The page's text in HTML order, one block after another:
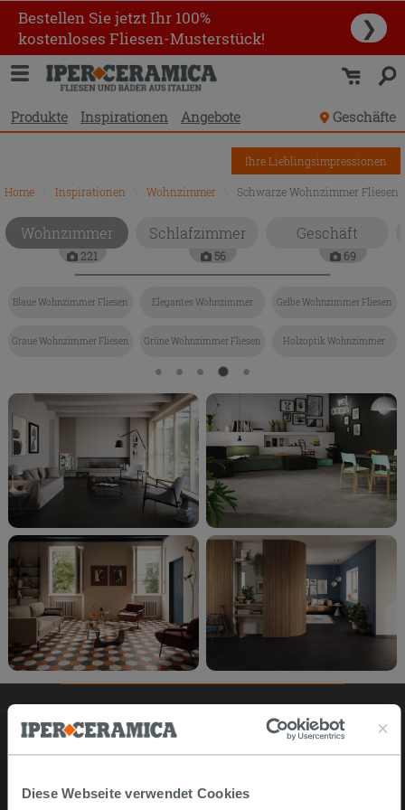
Diese Webseite verwendet Cookies
Bestellen Sie jetzt Ihr 100%
kostenloses Fliesen-Musterstück!
❯
Produkte Inspirationen Angebote Geschäfte
Home Inspirationen Wohnzimmer Schwarze Wohnzimmer Fliesen
Ihre Lieblingsimpressionen
Wohnzimmer
221
Schlafzimmer
56
Geschäft
69
Blaue Wohnzimmer Fliesen Elegantes Wohnzimmer Gelbe Wohnzimmer Fliesen
Graue Wohnzimmer Fliesen Grüne Wohnzimmer Fliesen Holzoptik Wohnzimmer
Online kaufen
Musterstücke